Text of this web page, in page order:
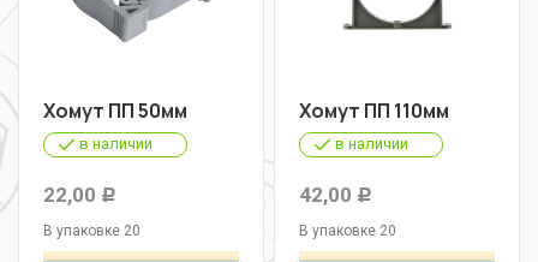
Хомут ПП 50мм
в наличии
22,00 Р
В упаковке 20
Хомут ПП 110мм
в наличии
42,00 Р
В упаковке 20